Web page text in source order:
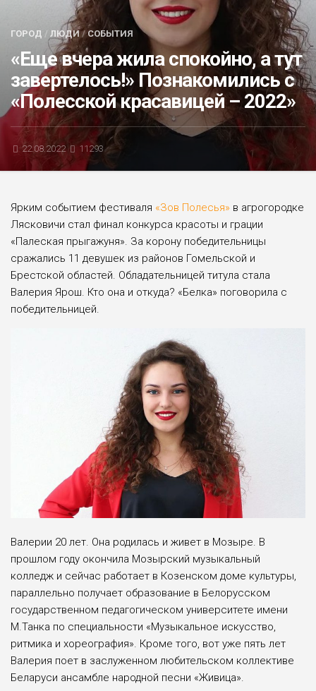
БЛИЦ-ОПРОС
АФИША
ГОРОД / ЛЮДИ/ СОБЫТИЯ
«Еще вчера жила спокойно, а тут
завертелось!» Познакомились с
«Полесской красавицей – 2022»
22.08.2022 11293
Ярким событием фестиваля «Зов Полесья» в агрогородке
Лясковичи стал финал конкурса красоты и грации
«Палеская прыгажуня». За корону победительницы
сражались 11 девушек из районов Гомельской и
Брестской областей. Обладательницей титула стала
Валерия Ярош. Кто она и откуда? «Белка» поговорила с
победительницей.
Валерии 20 лет. Она родилась и живет в Мозыре. В
прошлом году окончила Мозырский музыкальный
колледж и сейчас работает в Козенском доме культуры,
параллельно получает образование в Белорусском
государственном педагогическом университете имени
М.Танка по специальности «Музыкальное искусство,
ритмика и хореография». Кроме того, вот уже пять лет
Валерия поет в заслуженном любительском коллективе
Беларуси ансамбле народной песни «Живица».